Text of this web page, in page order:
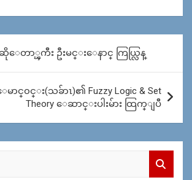
ဆိုေတာ္ၾကီး ဦးမင္းေနာင္ ကြယ္လြန္
ာင္၀င္း(သခ်ာၤ)၏ Fuzzy Logic & Set
Theory ေဆာင္းပါးမ်ား ထြက္ျပီ